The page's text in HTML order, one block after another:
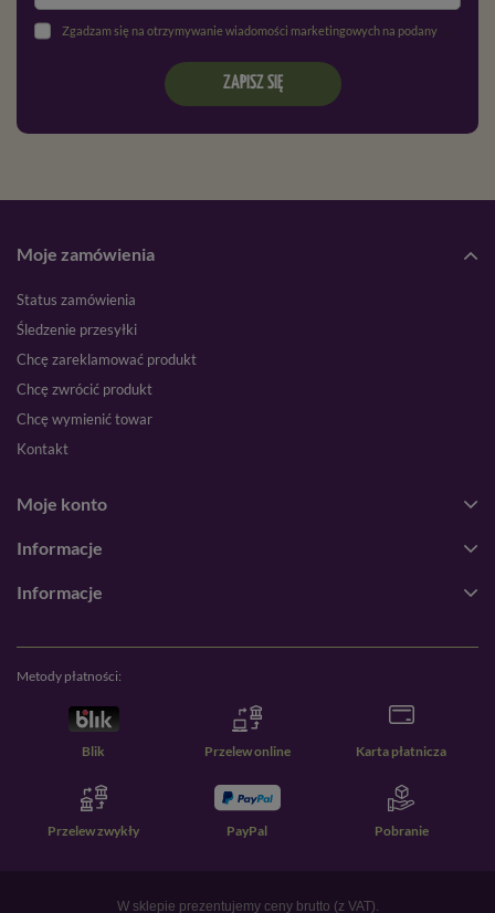
Zgadzam się na otrzymywanie wiadomości marketingowych na podany adres e-mail oraz przetwarzanie danych osobowych zgodnie z
ZAPISZ SIĘ
Moje zamówienia
Status zamówienia
Śledzenie przesyłki
Chcę zareklamować produkt
Chcę zwrócić produkt
Chcę wymienić towar
Kontakt
Moje konto
Informacje
Informacje
Metody płatności:
Blik Przelew online Karta płatnicza
Przelew zwykły PayPal Pobranie
W sklepie prezentujemy ceny brutto (z VAT).